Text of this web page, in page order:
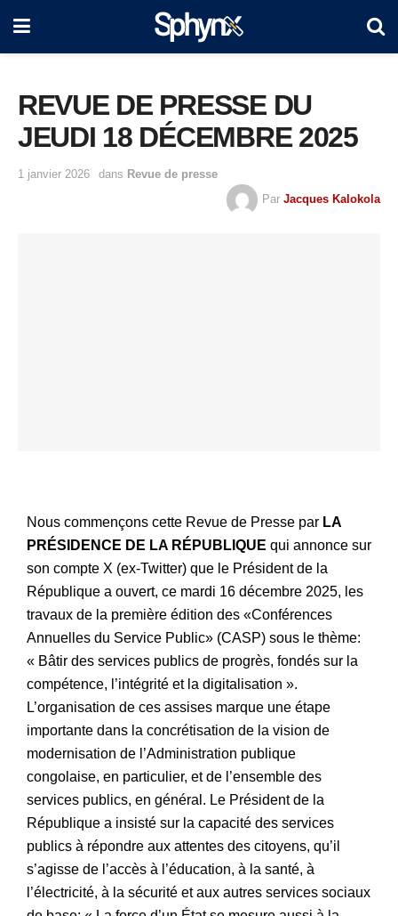
REVUE DE PRESSE DU
JEUDI 18 DÉCEMBRE 2025
1 janvier 2026 dans Revue de presse
Par Jacques Kalokola
Nous commençons cette Revue de Presse par LA
PRÉSIDENCE DE LA RÉPUBLIQUE qui annonce sur
son compte X (ex-Twitter) que le Président de la
République a ouvert, ce mardi 16 décembre 2025, les
travaux de la première édition des «Conférences
Annuelles du Service Public» (CASP) sous le thème:
« Bâtir des services publics de progrès, fondés sur la
compétence, l’intégrité et la digitalisation ».
L’organisation de ces assises marque une étape
importante dans la concrétisation de la vision de
modernisation de l’Administration publique
congolaise, en particulier, et de l’ensemble des
services publics, en général. Le Président de la
République a insisté sur la capacité des services
publics à répondre aux attentes des citoyens, qu’il
s’agisse de l’accès à l’éducation, à la santé, à
l’électricité, à la sécurité et aux autres services sociaux